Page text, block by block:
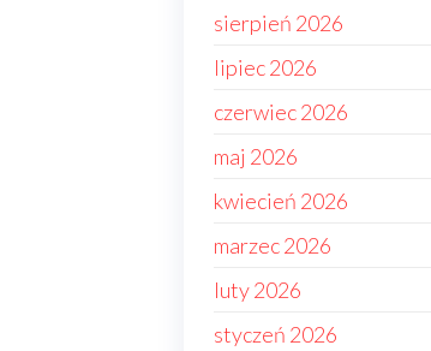
sierpień 2026
lipiec 2026
czerwiec 2026
maj 2026
kwiecień 2026
marzec 2026
luty 2026
styczeń 2026